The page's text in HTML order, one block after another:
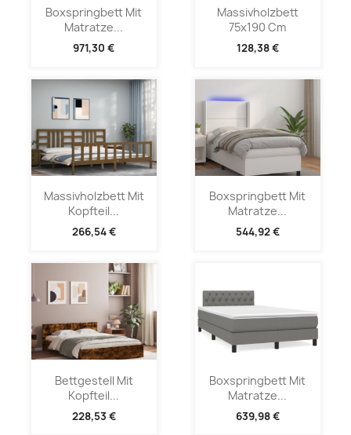
Boxspringbett Mit
Matratze...
971,30 €
Massivholzbett
75x190 Cm
128,38 €
Massivholzbett Mit
Kopfteil...
266,54 €
Boxspringbett Mit
Matratze...
544,92 €
Bettgestell Mit
Kopfteil...
228,53 €
Boxspringbett Mit
Matratze...
639,98 €